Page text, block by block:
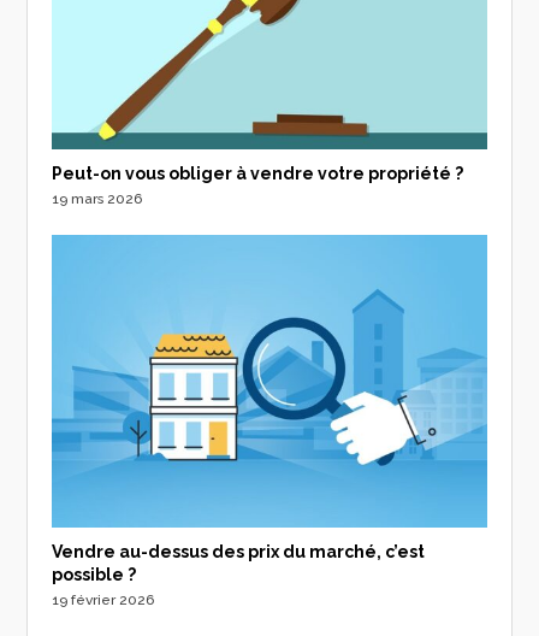
Peut-on vous obliger à vendre votre propriété ?
19 mars 2026
Vendre au-dessus des prix du marché, c’est
possible ?
19 février 2026